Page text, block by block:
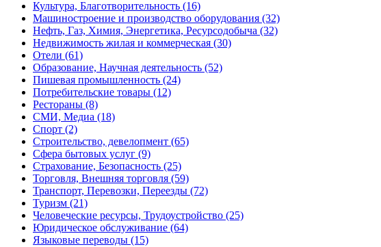
Культура, Благотворительность (16)
Машиностроение и производство оборудования (32)
Нефть, Газ, Химия, Энергетика, Ресурсодобыча (32)
Недвижимость жилая и коммерческая (30)
Отели (61)
Образование, Научная деятельность (52)
Пишевая промышленность (24)
Потребительские товары (12)
Рестораны (8)
СМИ, Медиа (18)
Спорт (2)
Строительство, девелопмент (65)
Сфера бытовых услуг (9)
Страхование, Безопасность (25)
Торговля, Внешняя торговля (59)
Транспорт, Перевозки, Переезды (72)
Туризм (21)
Человеческие ресурсы, Трудоустройство (25)
Юридическое обслуживание (64)
Языковые переводы (15)